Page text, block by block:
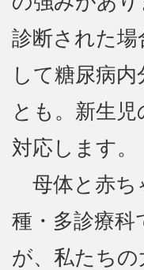
診断された場
して糖尿病
とも。新生
対応します。
母体と赤ち
種・多診療科
が、私たち